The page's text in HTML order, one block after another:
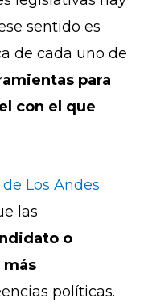
sentido es
de cada uno de
para
con el que
Los Andes
las
o
más
políticas.